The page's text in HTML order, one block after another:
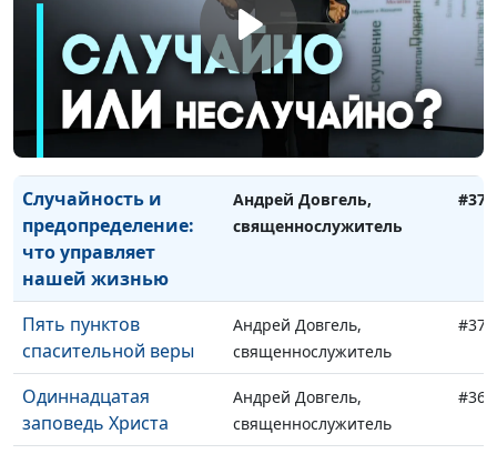
люди выбирают
негодяев
Осия и Гомерь:
предательство и
прощение
Андрей Довгель,
священнослужитель
Случайность и
предопределение:
что управляет
нашей жизнью
Андрей Довгель,
священнослужитель
#371
Пять пунктов
спасительной веры
Андрей Довгель,
священнослужитель
#370
Одиннадцатая
заповедь Христа
Андрей Довгель,
священнослужитель
#369